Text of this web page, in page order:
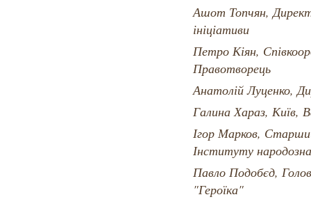
Ашот Топчян,
ініціативи
Петро Кіян,
Правотворець
Анатолій Луценко,
Галина Хараз, Київ,
Ігор Марков,
Інституту
Павло Подобєд,
"Героїка"